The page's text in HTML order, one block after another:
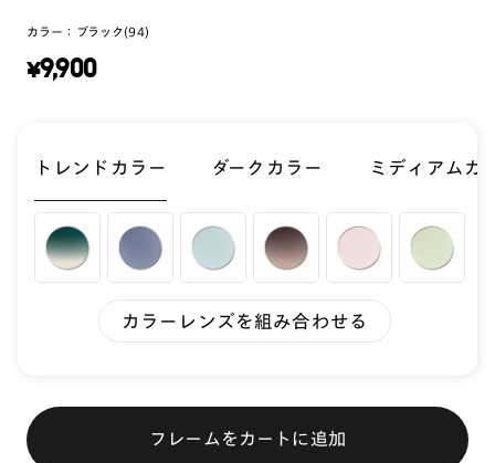
カラー： ブラック(94)
¥9,900
トレンドカラー ダークカラー ミディアムカ
カラーレンズを組み合わせる
フレームをカートに追加